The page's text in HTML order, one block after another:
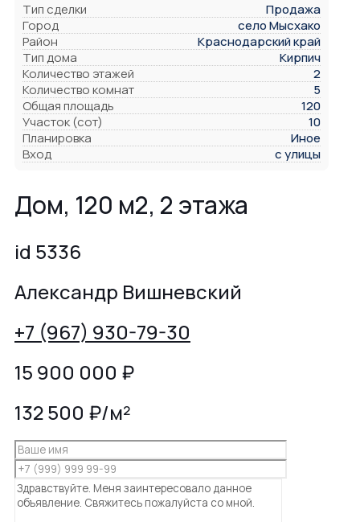
Тип сделки
Продажа
Город
село Мысхако
Район
Краснодарский край
Тип дома
Кирпич
Количество этажей
2
Количество комнат
5
Общая площадь
120
Участок (сот)
10
Планировка
Иное
Вход
с улицы
Дом, 120 м2, 2 этажа
id 5336
Александр Вишневский
+7 (967) 930-79-30
15 900 000 ₽
132 500 ₽/м²